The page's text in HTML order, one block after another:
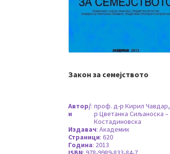
Закон за семејството
Автор/
и
:проф. д-р Кирил
р Цветанка Сиљаноска –
Костадиновска
Издавач:Академик
Страници:620
Година: 2013